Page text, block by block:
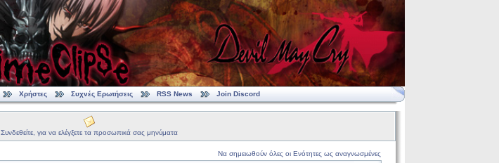
Χρήστες Συχνές Ερωτήσεις RSS News Join Discord
Συνδεθείτε, για να ελέγξετε τα προσωπικά σας μηνύματα
Να σημειωθούν όλες οι Ενότητες ως αναγνωσμένες